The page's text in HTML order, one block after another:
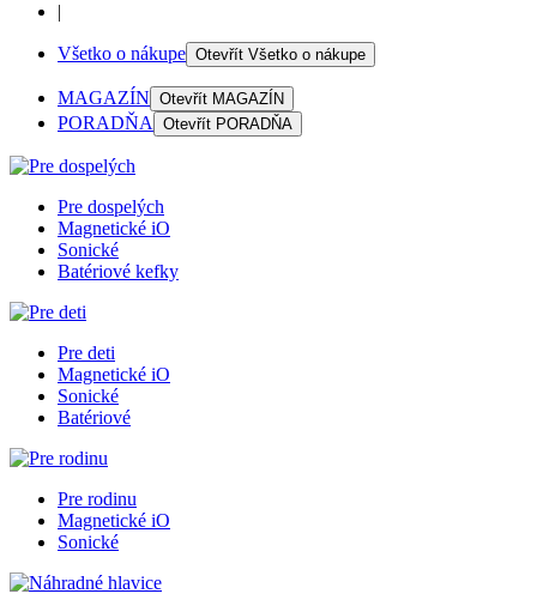
|
Všetko o nákupe Otevřít Všetko o nákupe
MAGAZÍN Otevřít MAGAZÍN
PORADŇA Otevřít PORADŇA
Pre dospelých
Magnetické iO
Sonické
Batériové kefky
Pre deti
Magnetické iO
Sonické
Batériové
Pre rodinu
Magnetické iO
Sonické